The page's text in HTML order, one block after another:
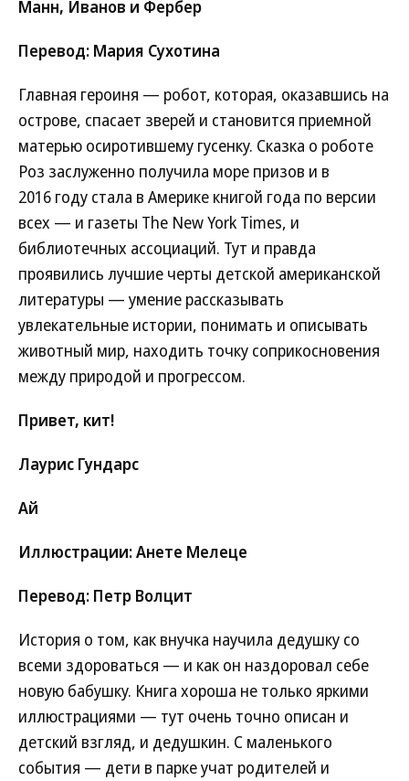
Манн, Иванов и Фербер
Перевод: Мария Сухотина
Главная героиня — робот, которая, оказавшись на
острове, спасает зверей и становится приемной
матерью осиротившему гусенку. Сказка о роботе
Роз заслуженно получила море призов и в
2016 году стала в Америке книгой года по версии
всех — и газеты The New York Times, и
библиотечных ассоциаций. Тут и правда
проявились лучшие черты детской американской
литературы — умение рассказывать
увлекательные истории, понимать и описывать
животный мир, находить точку соприкосновения
между природой и прогрессом.
Привет, кит!
Лаурис Гундарс
Ай
Иллюстрации: Анете Мелеце
Перевод: Петр Волцит
История о том, как внучка научила дедушку со
всеми здороваться — и как он наздоровал себе
новую бабушку. Книга хороша не только яркими
иллюстрациями — тут очень точно описан и
детский взгляд, и дедушкин. С маленького
события — дети в парке учат родителей и